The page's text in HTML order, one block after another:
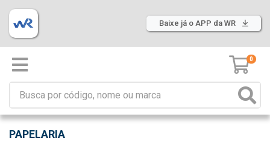
Baixe já o APP da WR
0
PAPELARIA